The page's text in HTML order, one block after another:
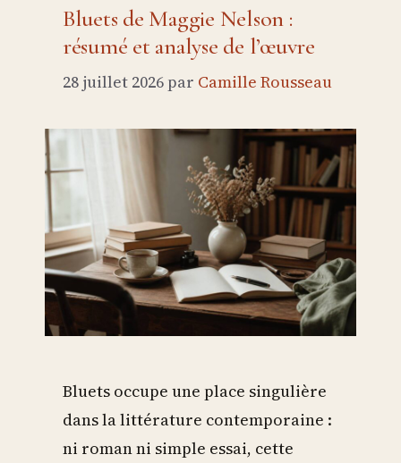
Bluets de Maggie Nelson :
résumé et analyse de l’œuvre
28 juillet 2026 par Camille Rousseau
Bluets occupe une place singulière
dans la littérature contemporaine :
ni roman ni simple essai, cette